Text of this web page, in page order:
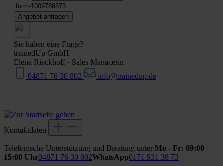
Angebot anfragen
Sie haben eine Frage?
trainedUp GmbH
Elena Rieckhoff · Sales Managerin
04871 76 30 802
info@trainedup.de
Kontaktdaten
Telefonische Unterstützung und Beratung unter:Mo - Fr: 09:00 -
15:00 Uhr04871 76 30 802WhatsApp0171 931 38 73